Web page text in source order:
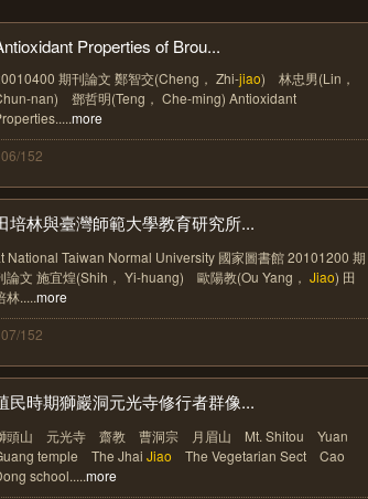
Properties of Brou...
期刊論文 鄭智交(Cheng， Zhi-jiao) 林忠男(Lin，
nan) 鄧哲明(Teng， Che-ming) Antioxidant
more
152
培林與臺灣師範大學教育研究所...
National Taiwan Normal University 國家圖書館 20101200 期
論文 施宜煌(Shih， Yi-huang) 歐陽教(Ou Yang， Jiao) 田
林.....more
152
民時期獅巖洞元光寺修行者群像...
頭山 元光寺 齋教 曹洞宗 月眉山 Mt. Shitou Yuan
temple The Jhai Jiao The Vegetarian Sect Cao
school.....more